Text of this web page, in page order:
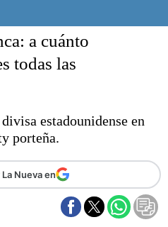
mundo
del Sur
A
a cuánto
todas las
estadounidense en
porteña.
Nueva en